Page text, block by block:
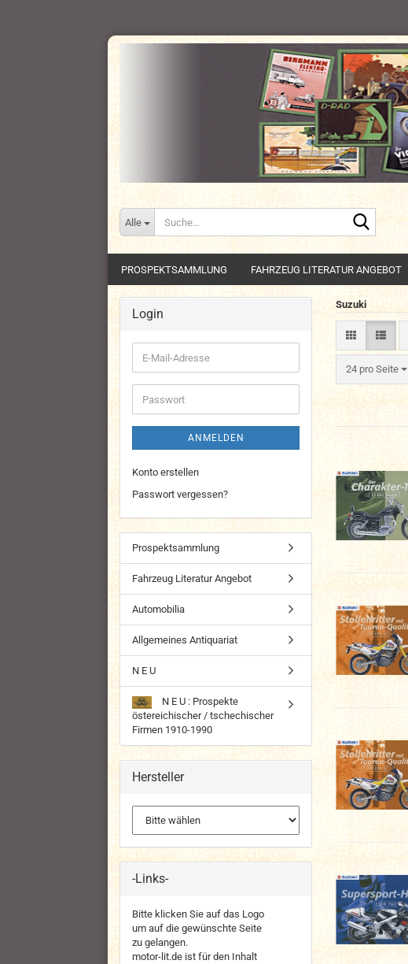
Alle
Suche...
PROSPEKTSAMMLUNG FAHRZEUG LITERATUR ANGEBOT
Suzuki
24 pro Seite
pro Seite
Login
E-
Mail-
Adresse
Passwort
ANMELDEN
Konto erstellen
Passwort vergessen?
Prospektsammlung
Fahrzeug Literatur Angebot
Automobilia
Allgemeines Antiquariat
N E U
N E U : Prospekte
östereichischer / tschechischer
Firmen 1910-1990
Hersteller
-Links-
Bitte klicken Sie auf das Logo
um auf die gewünschte Seite
zu gelangen.
motor-lit.de ist für den Inhalt